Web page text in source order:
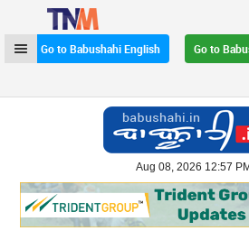
Go to Babushahi English
Go to
Aug 08, 2026 12:57